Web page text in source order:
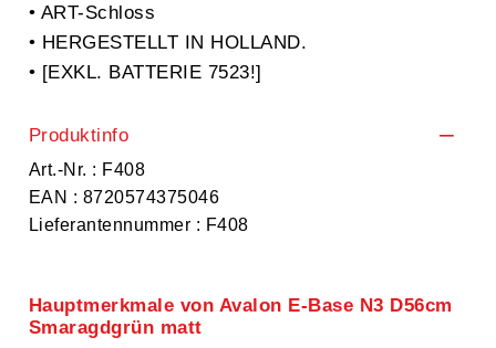
• ART-Schloss
• HERGESTELLT IN HOLLAND.
• [EXKL. BATTERIE 7523!]
Produktinfo
Art.-Nr. : F408
EAN : 8720574375046
Lieferantennummer : F408
Hauptmerkmale von Avalon E-Base N3 D56cm
Smaragdgrün matt